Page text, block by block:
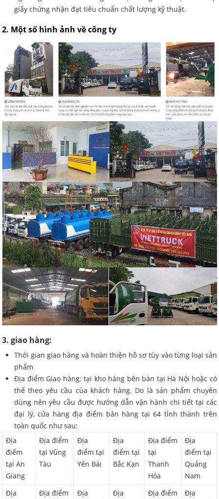
giấy chứng nhận đạt tiêu chuẩn chất lượng kỹ thuật.
2. Một số hình ảnh về công ty
3. giao hàng:
Thời gian giao hàng và hoàn thiện hồ sơ tùy vào từng loại sản
phẩm
Địa điểm Giao hàng: tại kho hàng bên bán tại Hà Nội hoặc có
thể theo yêu cầu của khách hàng. Do là sản phẩm chuyên
dùng nên yêu cầu được hướng dẫn vận hành chi tiết tại các
đại lý, cửa hàng địa điểm bán hàng tại 64 tỉnh thành trên
toàn quốc như sau:
Địa
điểm
tại An
Giang
Địa điểm
tại Vũng
Tàu
Địa
điểm tại
Yên Bái
Địa
điểm tại
Bắc Kạn
Địa điểm
tại
Thanh
Hóa
Địa
điểm tại
Quảng
Nam
Địa
Địa điểm
Địa
Địa
Địa điểm
Địa